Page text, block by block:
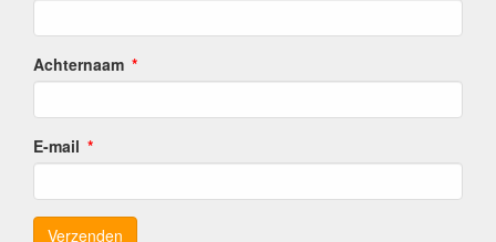
Achternaam
E-mail